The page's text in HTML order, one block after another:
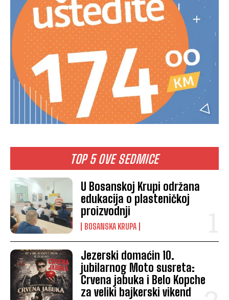
TOP 5 OVE SEDMICE
U Bosanskoj Krupi održana
edukacija o plasteničkoj
proizvodnji
BOSANSKA KRUPA
Jezerski domaćin 10.
jubilarnog Moto susreta:
Crvena jabuka i Belo Kopche
za veliki bajkerski vikend